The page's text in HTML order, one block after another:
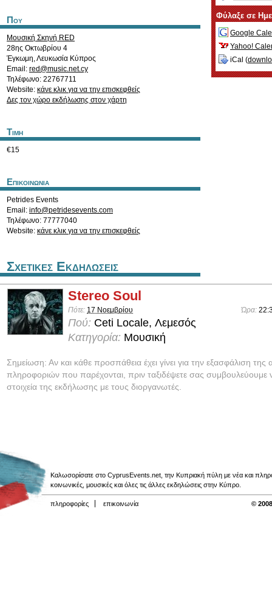
Που
Μουσική Σκηνή RED
28ης Οκτωβρίου 4
Έγκωμη,Λευκωσία Κύπρος
Email: red@music.net.cy
Τηλέφωνο: 22767711
Website: κάνε κλικ για να την επισκεφθείς
Δες τον χώρο εκδήλωσης στον χάρτη
Τιμη
€15
Επικοινωνια
Petrides Events
Email: info@petridesevents.com
Τηλέφωνο: 77777040
Website: κάνε κλικ για να την επισκεφθείς
Φύλαξε σε
Google
Yahoo!
iCal (
Σχετικες Εκδηλωσεις
Stereo Soul
Πότε: 17 Νοεμβρίου Ώρα:
Πού: Ceti Locale, Λεμεσός
Κατηγορία: Μουσική
Σημείωση: Αν και κάθε προσπάθεια έχει γίνει για την εξασφάλιση της
πληροφοριών που παρέχονται, πριν ταξιδέψετε σας συμβουλεύουμε
στοιχεία της εκδήλωσης με τους διοργανωτές.
Καλωσορίσατε στο CyprusEvents.net, την Κυπριακή πύλη με νέα και
κοινωνικές, μουσικές και όλες τις άλλες εκδηλώσεις στην Κύπρο.
πληροφορίες επικοινωνία ©